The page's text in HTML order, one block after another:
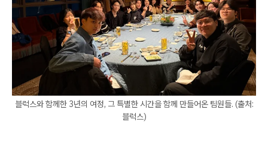
블럭스와 함께한 3년의 여정, 그 특별한 시간을 함께 만들어온 팀원들. (출처:
블럭스)